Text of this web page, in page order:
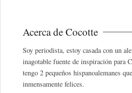
Acerca de Cocotte
Soy periodista, estoy casada con un
inagotable fuente de inspiración para
tengo 2 pequeños hispanoalemanes
inmensamente felices.